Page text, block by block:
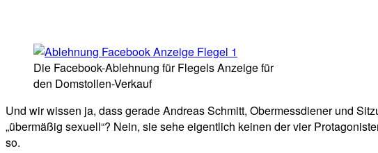
Die Facebook-Ablehnung für Flegels Anzeige für
den Domstollen-Verkauf
Und wir wissen ja, dass gerade Andreas Schmitt, Obermessdiener und
„übermäßig sexuell“? Nein, sie sehe eigentlich keinen der vier
so.